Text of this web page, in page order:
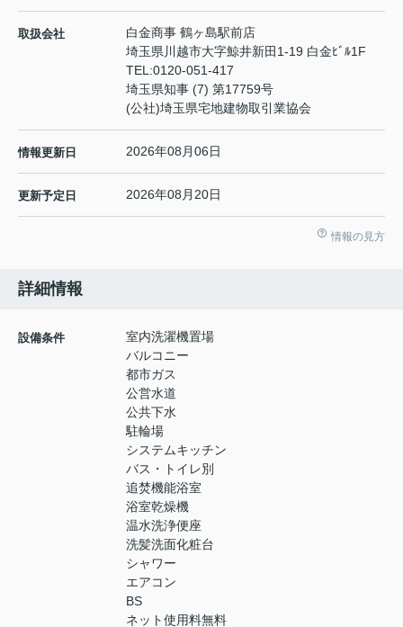
取扱会社
白金商事 鶴ヶ島駅前店
埼玉県川越市大字鯨井新田1-19 白金ﾋﾞﾙ1F
TEL:0120-051-417
埼玉県知事 (7) 第17759号
(公社)埼玉県宅地建物取引業協会
情報更新日 2026年08月06日
更新予定日 2026年08月20日
情報の見方
詳細情報
設備条件
室内洗濯機置場
バルコニー
都市ガス
公営水道
公共下水
駐輪場
システムキッチン
バス・トイレ別
追焚機能浴室
浴室乾燥機
温水洗浄便座
洗髪洗面化粧台
シャワー
エアコン
BS
ネット使用料無料